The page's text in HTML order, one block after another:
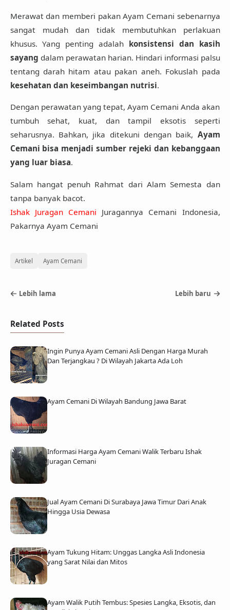
Merawat dan memberi pakan Ayam Cemani sebenarnya
sangat mudah dan tidak membutuhkan perlakuan
khusus. Yang penting adalah konsistensi dan kasih
sayang dalam perawatan harian. Hindari informasi palsu
tentang darah hitam atau pakan aneh. Fokuslah pada
kesehatan dan keseimbangan nutrisi.
Dengan perawatan yang tepat, Ayam Cemani Anda akan
tumbuh sehat, kuat, dan tampil eksotis seperti
seharusnya. Bahkan, jika ditekuni dengan baik, Ayam
Cemani bisa menjadi sumber rejeki dan kebanggaan
yang luar biasa.
Salam hangat penuh Rahmat dari Alam Semesta dan
tanpa banyak bacot.
Ishak Juragan Cemani Juragannya Cemani Indonesia,
Pakarnya Ayam Cemani
Artikel Ayam Cemani
Lebih lama Lebih baru
Related Posts
Ingin Punya Ayam Cemani Asli Dengan Harga Murah
Dan Terjangkau ? Di Wilayah Jakarta Ada Loh
Ayam Cemani Di Wilayah Bandung Jawa Barat
Informasi Harga Ayam Cemani Walik Terbaru Ishak
Juragan Cemani
Jual Ayam Cemani Di Surabaya Jawa Timur Dari Anak
Hingga Usia Dewasa
Ayam Tukung Hitam: Unggas Langka Asli Indonesia
yang Sarat Nilai dan Mitos
Ayam Walik Putih Tembus: Spesies Langka, Eksotis, dan